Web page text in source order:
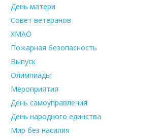
День матери
Совет ветеранов
ХМАО
Пожарная безопасность
Выпуск
Олимпиады
Мероприятия
День самоуправления
День народного единства
Мир без насилия